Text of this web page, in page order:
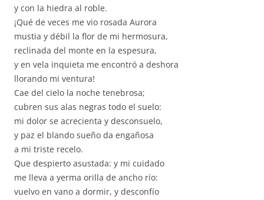
y con la hiedra al roble.
¡Qué de veces me vio rosada Aurora
mustia y débil la flor de mi hermosura,
reclinada del monte en la espesura,
y en vela inquieta me encontró a deshora
llorando mi ventura!
Cae del cielo la noche tenebrosa;
cubren sus alas negras todo el suelo:
mi dolor se acrecienta y desconsuelo,
y paz el blando sueño da engañosa
a mi triste recelo.
Que despierto asustada: y mi cuidado
me lleva a yerma orilla de ancho río:
vuelvo en vano a dormir, y desconfío